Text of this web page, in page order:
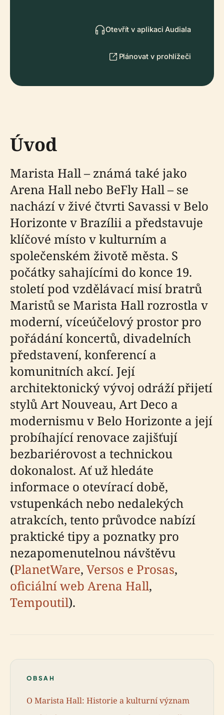
Otevřít v aplikaci Audiala
Plánovat v prohlížeči
Úvod
Marista Hall – známá také jako
Arena Hall nebo BeFly Hall – se
nachází v živé čtvrti Savassi v Belo
Horizonte v Brazílii a představuje
klíčové místo v kulturním a
společenském životě města. S
počátky sahajícími do konce 19.
století pod vzdělávací misí bratrů
Maristů se Marista Hall rozrostla v
moderní, víceúčelový prostor pro
pořádání koncertů, divadelních
představení, konferencí a
komunitních akcí. Její
architektonický vývoj odráží přijetí
stylů Art Nouveau, Art Deco a
modernismu v Belo Horizonte a její
probíhající renovace zajišťují
bezbariérovost a technickou
dokonalost. Ať už hledáte
informace o otevírací době,
vstupenkách nebo nedalekých
atrakcích, tento průvodce nabízí
praktické tipy a poznatky pro
nezapomenutelnou návštěvu
(PlanetWare, Versos e Prosas,
oficiální web Arena Hall,
Tempoutil).
OBSAH
O Marista Hall: Historie a kulturní význam